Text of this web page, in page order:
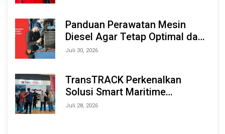
Panduan Perawatan Mesin
Diesel Agar Tetap Optimal dan
Tahan Lama
Juli 30, 2026
TransTRACK Perkenalkan
Solusi Smart Maritime
Monitoring Berbasis AI dan IoT
Juli 28, 2026